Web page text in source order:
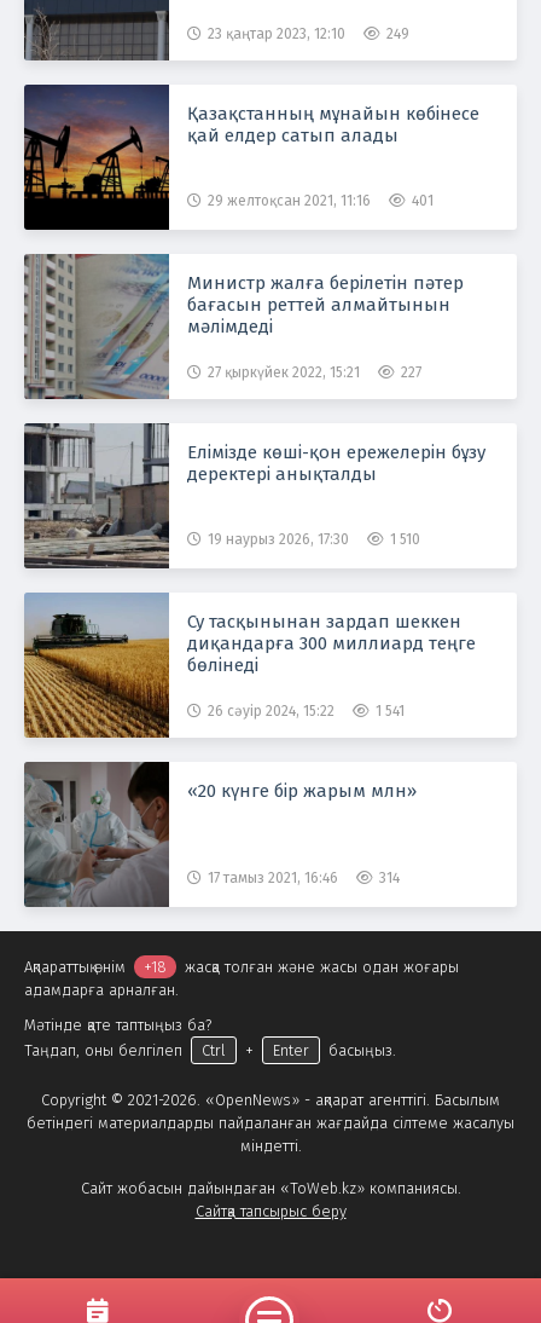
23 қаңтар 2023, 12:10 249
Қазақстанның мұнайын көбінесе
қай елдер сатып алады
29 желтоқсан 2021, 11:16 401
Министр жалға берілетін пәтер
бағасын реттей алмайтынын
мәлімдеді
27 қыркүйек 2022, 15:21 227
Елімізде көші-қон ережелерін бұзу
деректері анықталды
19 наурыз 2026, 17:30 1 510
Су тасқынынан зардап шеккен
диқандарға 300 миллиард теңге
бөлінеді
26 сәуір 2024, 15:22 1 541
«20 күнге бір жарым млн»
17 тамыз 2021, 16:46 314
Copyright © 2021-2026. «OpenNews» - ақпарат агенттігі. Басылым
бетіндегі материалдарды пайдаланған жағдайда сілтеме жасалуы
міндетті.
Сайт жобасын дайындаған «ToWeb.kz» компаниясы.
Сайтқа тапсырыс беру
Ақпараттық өнім +18
жасқа толған және жасы одан жоғары
адамдарға арналған.
Мәтінде қате таптыңыз ба?
Таңдап, оны белгілеп
Ctrl + Enter басыңыз.